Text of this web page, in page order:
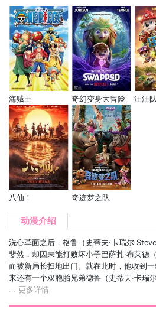
海贼王 奇幻变身大冒险
八仙！ 奇迹梦之队
动漫介绍
洗心革面之后，格鲁（史蒂夫·卡瑞尔
斐然，却因未能打败坏小子巴萨扎·布莱德
而被新局长扫地出门。就在此时，他收到
来还有一个双胞胎兄弟德鲁（史蒂夫·卡瑞
... 更多详情